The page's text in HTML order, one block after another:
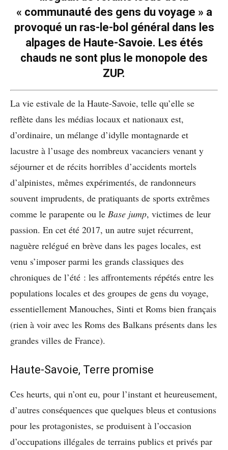
« communauté des gens du voyage » a
provoqué un ras-le-bol général dans les
alpages de Haute-Savoie. Les étés
chauds ne sont plus le monopole des
ZUP.
La vie estivale de la Haute-Savoie, telle qu’elle se
reflète dans les médias locaux et nationaux est,
d’ordinaire, un mélange d’idylle montagnarde et
lacustre à l’usage des nombreux vacanciers venant y
séjourner et de récits horribles d’accidents mortels
d’alpinistes, mêmes expérimentés, de randonneurs
souvent imprudents, de pratiquants de sports extrêmes
comme le parapente ou le Base jump, victimes de leur
passion. En cet été 2017, un autre sujet récurrent,
naguère relégué en brève dans les pages locales, est
venu s’imposer parmi les grands classiques des
chroniques de l’été : les affrontements répétés entre les
populations locales et des groupes de gens du voyage,
essentiellement Manouches, Sinti et Roms bien français
(rien à voir avec les Roms des Balkans présents dans les
grandes villes de France).
Haute-Savoie, Terre promise
Ces heurts, qui n’ont eu, pour l’instant et heureusement,
d’autres conséquences que quelques bleus et contusions
pour les protagonistes, se produisent à l’occasion
d’occupations illégales de terrains publics et privés par